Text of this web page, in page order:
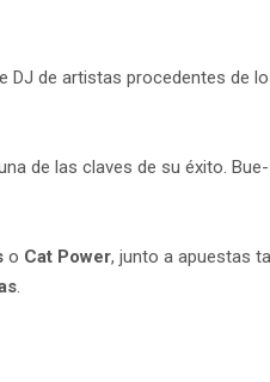
de artistas procedentes de
de las claves de su éxito.
o Cat Power, junto a apuestas
.